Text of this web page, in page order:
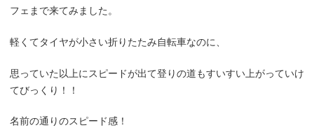
フェまで来てみました。
軽くてタイヤが小さい折りたたみ自転車なのに、
思っていた以上にスピードが出て登りの道もすいすい上がっていけ
てびっくり！！
名前の通りのスピード感！